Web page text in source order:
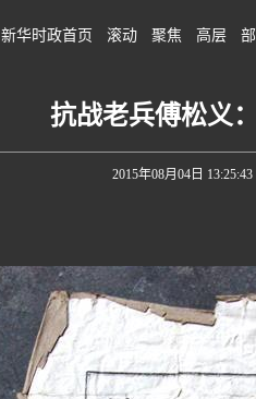
新华时政首页 滚动 聚焦 高层
抗战老兵傅松义
2015年08月04日 13:25:43